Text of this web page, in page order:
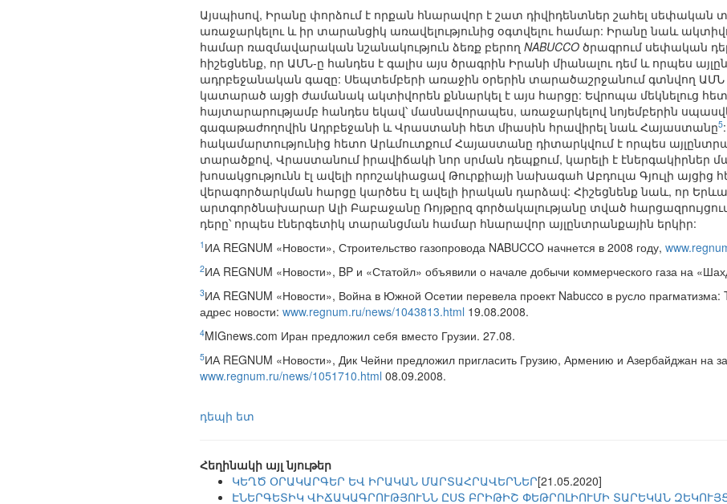
Այսպիսով, Իրանը փորձում է որքան հնարավոր է շատ դիվիդենտներ շահել սեփական
առաջարկելու և իր տարանցիկ առավելությունից օգտվելու համար: Իրանը նաև
համար ռազմավարական նշանակություն ձեռք բերող NABUCCO ծրագրում սեփական
հիշեցնենք, որ ԱՄՆ-ը հանդես է գալիս այս ծրագրին Իրանի միանալու դեմ և որպես
ադրբեջանական գազը: Սեպտեմբերի առաջին օրերին տարածաշրջանում գտնվող
կատարած այցի ժամանակ ակտիվորեն քննարկել է այս հարցը: Եվրոպա մեկնելուց
հայտարարությամբ հանդես եկավ՝ մասնավորապես, առաջարկելով նոյեմբերին
գագաթաժողովին Ադրբեջանի և Վրաստանի հետ միասին հրավիրել նաև Հայաստանը5
հակամարտությունից հետո Արևմուտքում Հայաստանը դիտարկվում է որպես
տարածքով, Վրաստանում իրավիճակի նոր սրման դեպքում, կարելի է էներգակիրներ
խոսակցությունն էլ ավելի որոշակիացավ Թուրքիայի նախագահ Աբդուլա Գյուլի այցից
վերագործարկման հարցը կարծես էլ ավելի իրական դարձավ: Հիշեցնենք նաև, որ
արտգործնախարար Ալի Բաբաջանը Ռոյթըրզ գործակալությանը տված
դերը՝ որպես էներգետիկ տարանցման համար հնարավոր այլընտրանքային երկիր:
1 ИА REGNUM «Новости», Строительство газопровода NABUCCO начнется в 2008 году,
2ИА REGNUM «Новости», BP и «Статойл» объявили о начале добычи коммерческого газа на
3ИА REGNUM «Новости», Война в Южной Осетии перевела проект Nabucco в русло
адрес новости: www.regnum.ru/news/1043813.html 19.08.2008.
4MIGnews.com Иран предложил себя вместо Грузии. 27.08.
5ИА REGNUM «Новости», Дик Чейни предложил пригласить Грузию, Армению и Азербайджан на
www.regnum.ru/news/1051710.html 08.09.2008.
դեպի ետ
Հեղինակի այլ նյութեր
ԿԵՂԾ ՕՐԱԿԱՐԳԵՐ ԵՎ ԻՐԱԿԱՆ ՄԱՐՏԱՀՐԱՎԵՐՆԵՐ[21.05.2020]
ԷՆԵՐԳԵՏԻԿ ՎԻՃԱԿԱԳՐՈՒԹՅՈՒՆՆ ԸՍՏ ԲՐԻԹԻՇ ՓԵԹՐՈԼԻՈՒՄԻ ՏԱՐԵԿԱՆ